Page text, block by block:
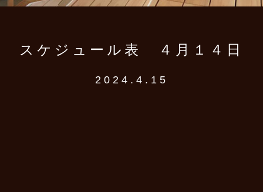
スケジュール表 ４月１４日
2024.4.15